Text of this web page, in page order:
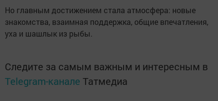
Но главным достижением стала атмосфера: новые
знакомства, взаимная поддержка, общие впечатления,
уха и шашлык из рыбы.
Следите за самым важным и интересным в
Telegram-канале Татмедиа